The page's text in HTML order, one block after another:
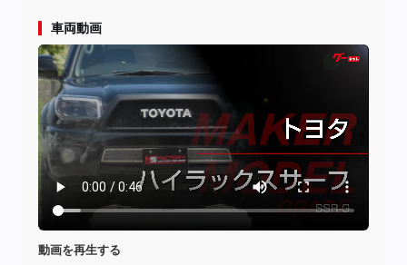
車両動画
動画を再生する